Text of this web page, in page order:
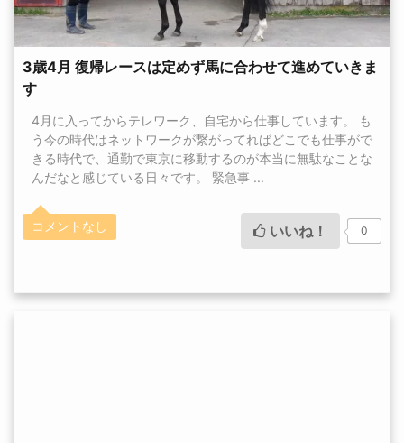
3歳4月 復帰レースは定めず馬に合わせて進めていきま
す
4月に入ってからテレワーク、自宅から仕事しています。 も
う今の時代はネットワークが繋がってればどこでも仕事がで
きる時代で、通勤で東京に移動するのが本当に無駄なことな
んだなと感じている日々です。 緊急事 ...
コメントなし いいね！ 0